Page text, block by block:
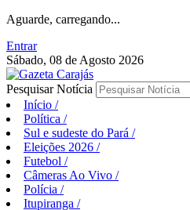
Aguarde, carregando...
Entrar
Sábado, 08 de Agosto 2026
Pesquisar Notícia
Início /
Política /
Sul e sudeste do Pará /
Eleições 2026 /
Futebol /
Câmeras Ao Vivo /
Polícia /
Itupiranga /